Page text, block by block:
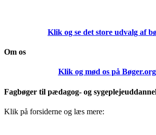
Klik og se det store udvalg af
Om os
Klik og mød os på Bøger.org
Fagbøger til pædagog- og
Klik på forsiderne og læs mere: